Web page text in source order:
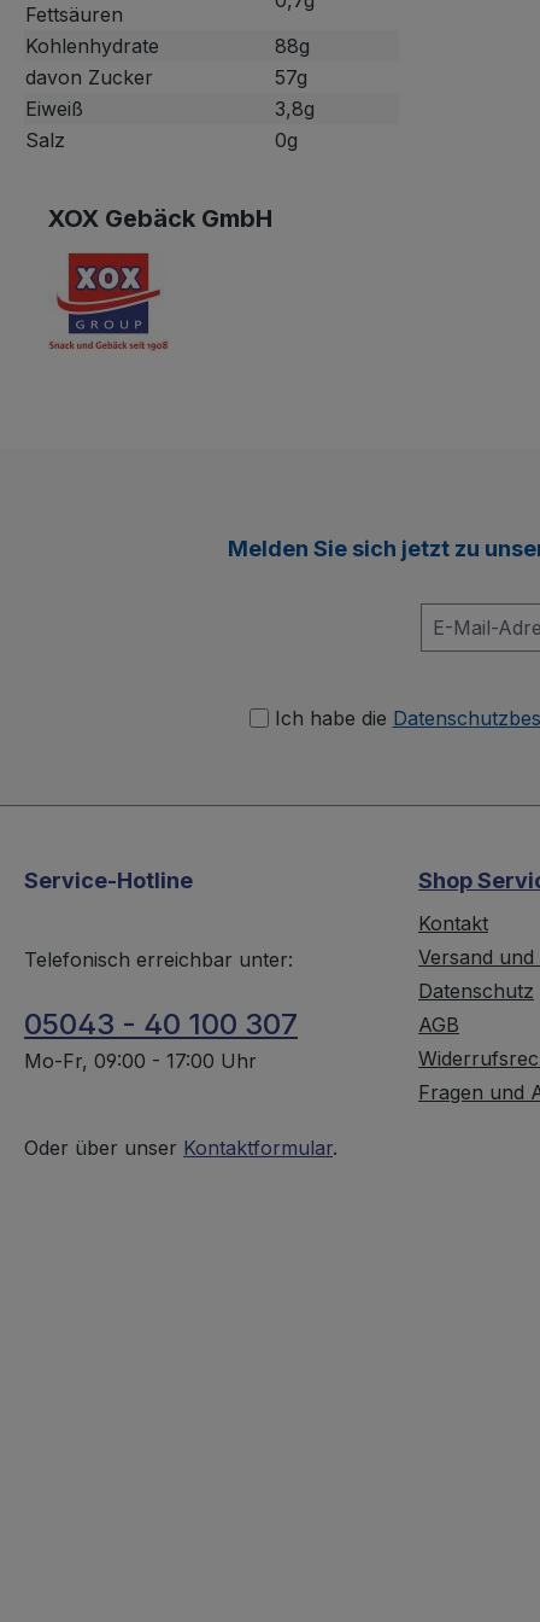
Fettsäuren
Kohlenhydrate
88g
davon Zucker
57g
Eiweiß
3,8g
Salz
0g
XOX Gebäck GmbH
Melden Sie sich jetzt zu
Ich habe die
Service-Hotline
Telefonisch erreichbar unter:
05043 - 40 100 307
Mo-Fr, 09:00 - 17:00 Uhr
Oder über unser Kontaktformular.
Shop
Kontakt
Versand
Datenschutz
AGB
Fragen und